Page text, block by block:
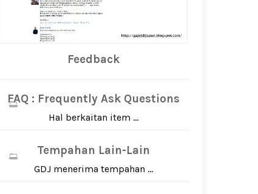
Feedback
FAQ : Frequently Ask Questions
Hal berkaitan item ...
Tempahan Lain-Lain
GDJ menerima tempahan ...